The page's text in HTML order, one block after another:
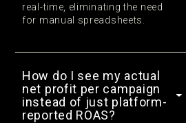
real-time, eliminating the need
for manual spreadsheets.
How do I see my actual
net profit per campaign
instead of just platform-
reported ROAS?